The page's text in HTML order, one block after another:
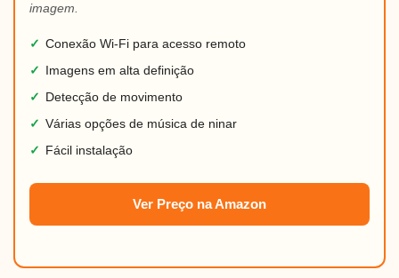
imagem.
✓ Conexão Wi-Fi para acesso remoto
✓
Imagens em alta definição
✓
Detecção de movimento
✓ Várias opções de música de ninar
✓
Fácil instalação
Ver Preço na Amazon